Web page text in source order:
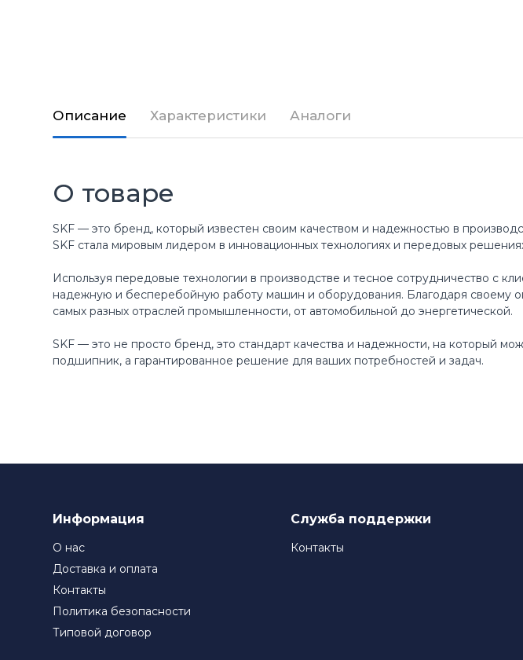
Описание Характеристики Аналоги
О товаре
SKF — это бренд, который известен своим качеством и надежностью в
SKF стала мировым лидером в инновационных технологиях и передовых
Используя передовые технологии в производстве и тесное сотрудничество с
надежную и бесперебойную работу машин и оборудования. Благодаря своему
самых разных отраслей промышленности, от автомобильной до энергетической.
SKF — это не просто бренд, это стандарт качества и надежности, на который
подшипник, а гарантированное решение для ваших потребностей и задач.
Информация
О нас
Доставка и оплата
Контакты
Политика безопасности
Типовой договор
Служба поддержки
Контакты